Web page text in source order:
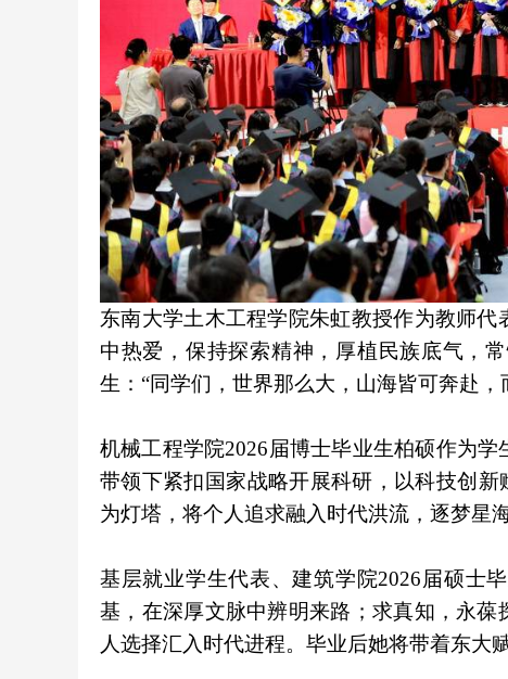
东南大学土木工程学院朱虹教授作为教师
中热爱，保持探索精神，厚植民族底气，
生：“同学们，世界那么大，山海皆可奔赴
机械工程学院2026届博士毕业生柏硕作为
带领下紧扣国家战略开展科研，以科技创
为灯塔，将个人追求融入时代洪流，逐梦星
基层就业学生代表、建筑学院2026届硕
基，在深厚文脉中辨明来路；求真知，永
人选择汇入时代进程。毕业后她将带着东大